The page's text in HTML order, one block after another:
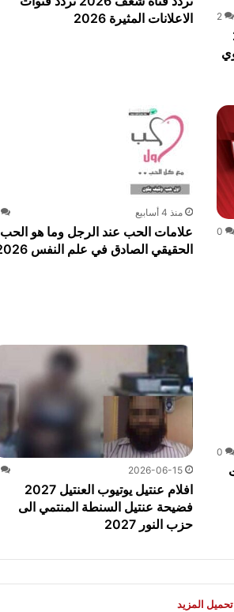
2
الاعلانات المثيرة 2026
0
منذ 4 أسابيع
علامات الحب عند الرجل وما هو الحب
الحقيقي الصادق في علم النفس 2026
0
2026-06-15
افلام عنتيل يوتيوب العنتيل 2027
فضيحة عنتيل السنطة المنتمي الى
حزب النور 2027
تحميل المزيد